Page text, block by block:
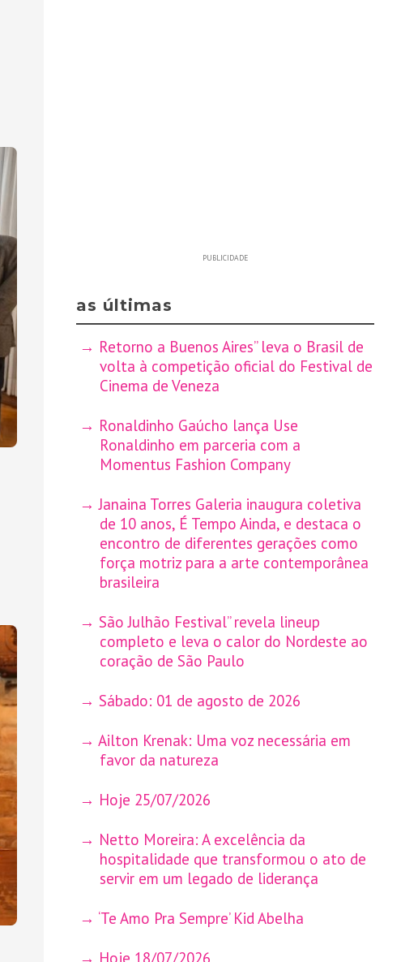
PUBLICIDADE
as últimas
Retorno a Buenos Aires” leva o Brasil de
volta à competição oficial do Festival de
Cinema de Veneza
Ronaldinho Gaúcho lança Use
Ronaldinho em parceria com a
Momentus Fashion Company
Janaina Torres Galeria inaugura coletiva
de 10 anos, É Tempo Ainda, e destaca o
encontro de diferentes gerações como
força motriz para a arte contemporânea
brasileira
São Julhão Festival” revela lineup
completo e leva o calor do Nordeste ao
coração de São Paulo
Sábado: 01 de agosto de 2026
Ailton Krenak: Uma voz necessária em
favor da natureza
Hoje 25/07/2026
Netto Moreira: A excelência da
hospitalidade que transformou o ato de
servir em um legado de liderança
‘Te Amo Pra Sempre’ Kid Abelha
Hoje 18/07/2026